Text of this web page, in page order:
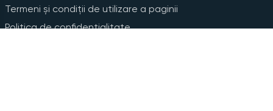
Termeni și condiții de utilizare a paginii
Politica de confidențialitate